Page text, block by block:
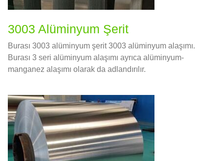
3003 Alüminyum Şerit
Burası 3003 alüminyum şerit 3003 alüminyum alaşımı.
Burası 3 seri alüminyum alaşımı ayrıca alüminyum-
manganez alaşımı olarak da adlandırılır.